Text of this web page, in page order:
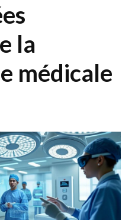
la
médicale